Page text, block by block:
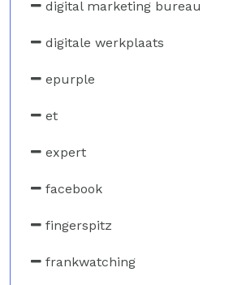
digital marketing bureau
digitale werkplaats
epurple
et
expert
facebook
fingerspitz
frankwatching